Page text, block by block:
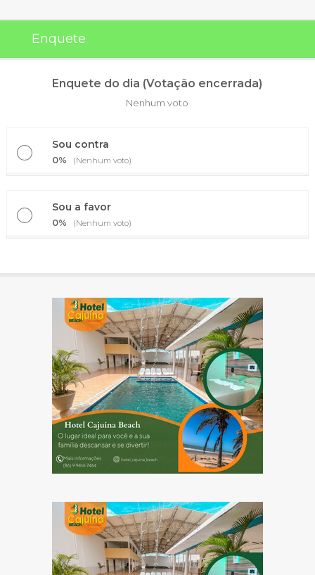
Enquete
Enquete do dia (Votação encerrada)
Nenhum voto
Sou contra
0% (Nenhum voto)
Sou a favor
0% (Nenhum voto)